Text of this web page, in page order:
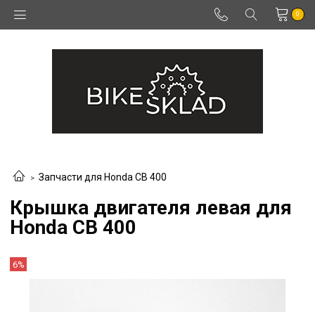
0
Запчасти для Honda CB 400
Крышка двигателя левая для
Honda CB 400
6%